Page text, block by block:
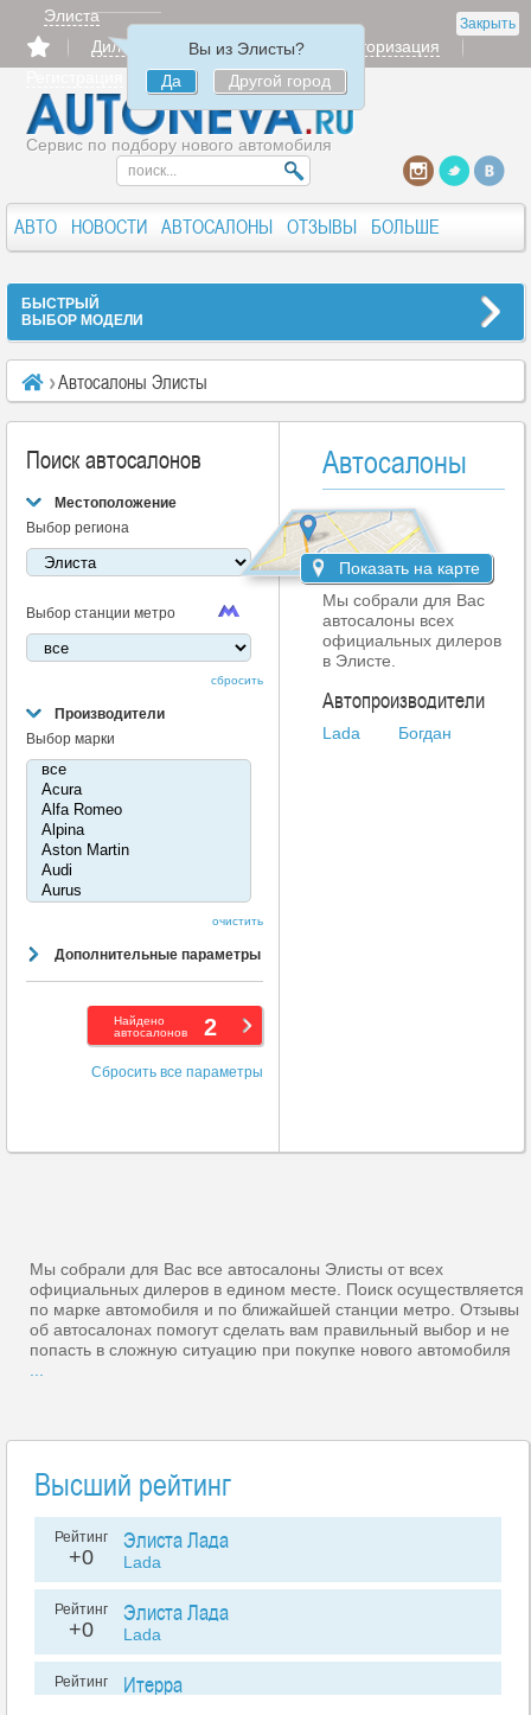
Закрыть
Элиста
Вы из Элисты?
Да
Другой город
Дилерам Продать
Авторизация
Сервис по подбору нового автомобиля
АВТО НОВОСТИ АВТОСАЛОНЫ ОТЗЫВЫ БОЛЬШЕ
БЫСТРЫЙ
ВЫБОР МОДЕЛИ
Автосалоны Элисты
Поиск автосалонов
Местоположение
Выбор региона
Выбор станции метро
сбросить
Производители
Выбор марки
очистить
Дополнительные параметры
Найдено
автосалонов
2
Сбросить все параметры
Автосалоны
Показать на карте
Мы собрали для Вас
автосалоны всех
официальных дилеров
в Элисте.
Автопроизводители
Lada Богдан
Мы собрали для Вас все автосалоны Элисты от всех
официальных дилеров в едином месте. Поиск осуществляется
по марке автомобиля и по ближайшей станции метро. Отзывы
об автосалонах помогут сделать вам правильный выбор и не
попасть в сложную ситуацию при покупке нового автомобиля
Высший рейтинг
Рейтинг
+0
Элиста Лада
Lada
Рейтинг
+0
Элиста Лада
Lada
Рейтинг
+0
Итерра